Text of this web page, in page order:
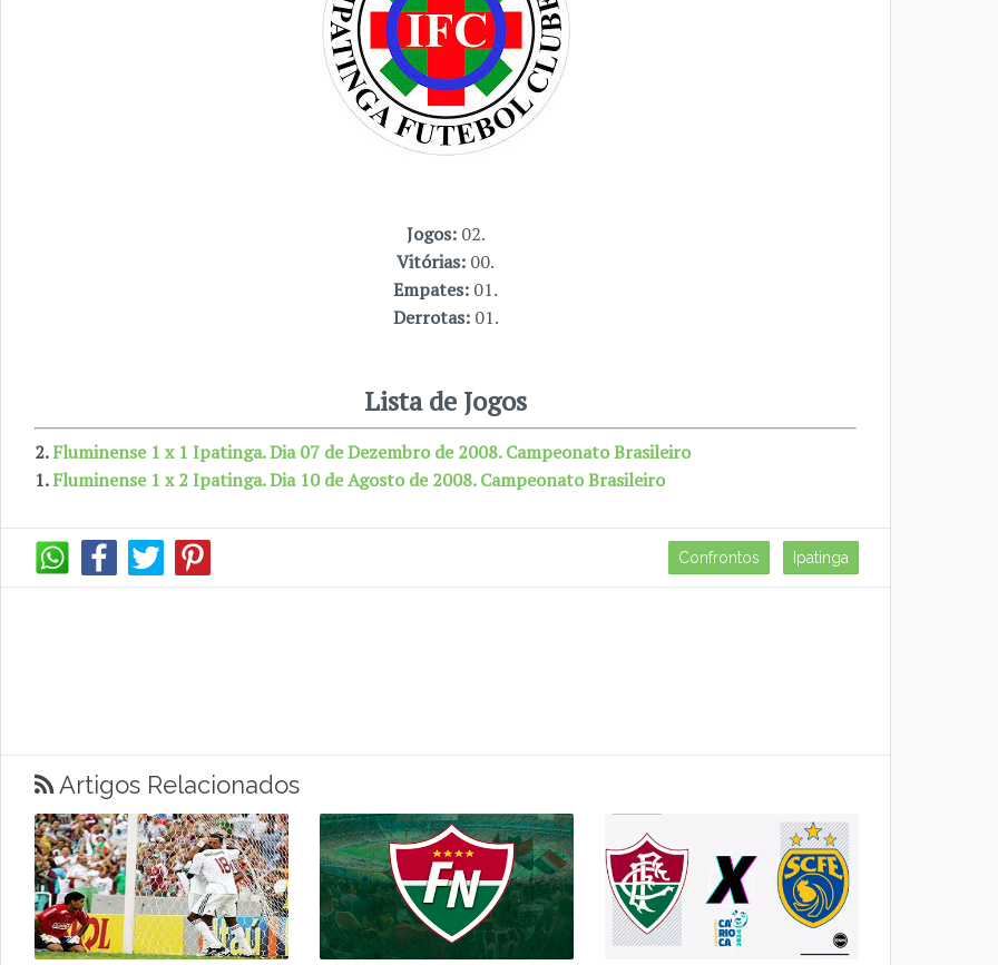
Jogos: 02.
Vitórias: 00.
Empates: 01.
Derrotas: 01.
Lista de Jogos
2.Fluminense 1 x 1 Ipatinga. Dia 07 de Dezembro de 2008. Campeonato Brasileiro
1.Fluminense 1 x 2 Ipatinga. Dia 10 de Agosto de 2008. Campeonato Brasileiro
Confrontos Ipatinga
Artigos Relacionados